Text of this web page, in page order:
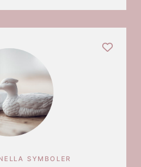
SYMBOLER